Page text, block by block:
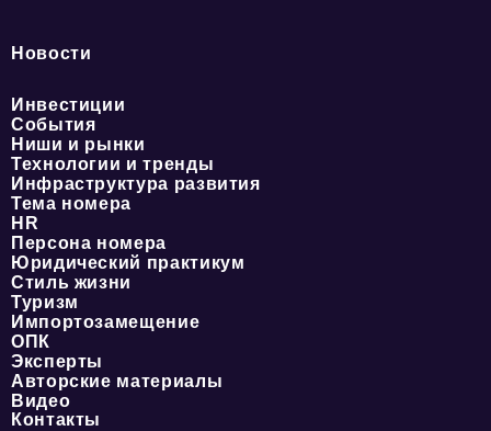
Новости
Инвестиции
События
Ниши и рынки
Технологии и тренды
Инфраструктура развития
Тема номера
HR
Персона номера
Юридический практикум
Стиль жизни
Туризм
Импортозамещение
ОПК
Эксперты
Авторские материалы
Видео
Контакты